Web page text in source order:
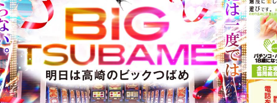
さん
には敏感も、人生で大切な何かを取りこぼしたこ
フリをする。そんな仕事をしています。
投稿日：2016/06/20 00:43
。技術介入機全盛時代の末期の話です。
本知識と、打って見つける洞察力。大手誌よりマンパワーがなくとも、独